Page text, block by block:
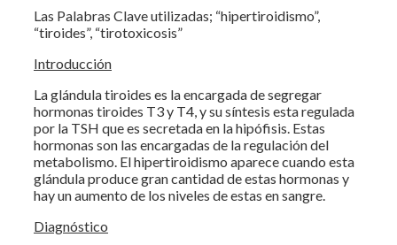
Las Palabras Clave utilizadas; “hipertiroidismo”,
“tiroides”, “tirotoxicosis”
Introducción
La glándula tiroides es la encargada de segregar
hormonas tiroides T3 y T4, y su síntesis esta regulada
por la TSH que es secretada en la hipófisis. Estas
hormonas son las encargadas de la regulación del
metabolismo. El hipertiroidismo aparece cuando esta
glándula produce gran cantidad de estas hormonas y
hay un aumento de los niveles de estas en sangre.
Diagnóstico